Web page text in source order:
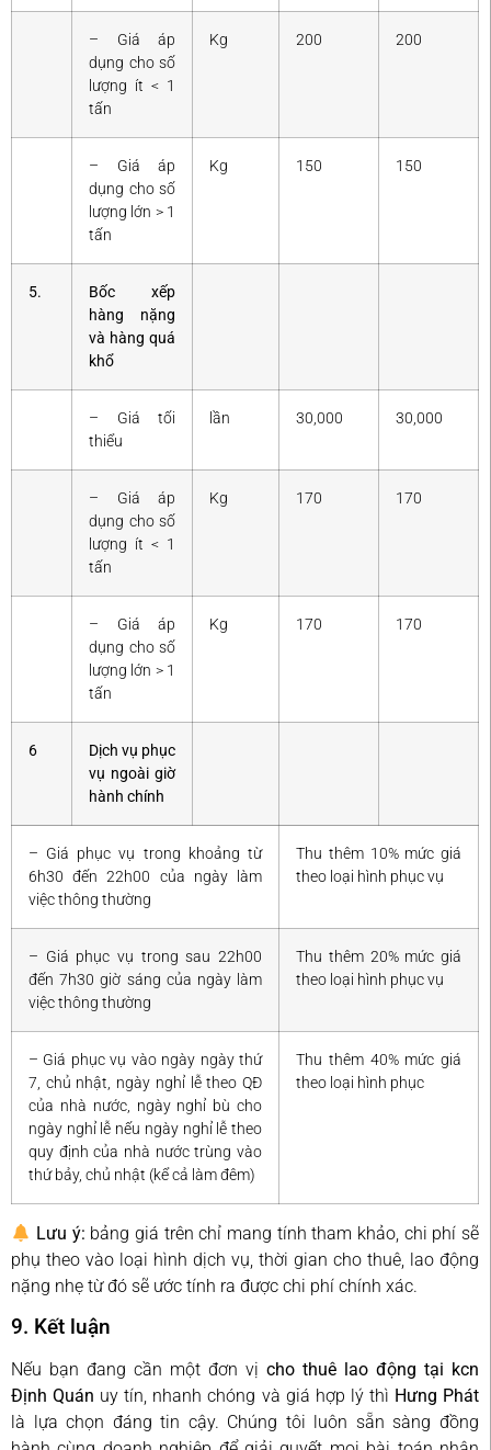
– Giá áp
dụng cho số
lượng ít < 1
tấn
Kg 200 200
– Giá áp
dụng cho số
lượng lớn > 1
tấn
Kg 150 150
5.
Bốc xếp
hàng nặng
và hàng quá
khổ
– Giá tối
thiểu
lần 30,000 30,000
– Giá áp
dụng cho số
lượng ít < 1
tấn
Kg 170 170
– Giá áp
dụng cho số
lượng lớn > 1
tấn
Kg 170 170
6
Dịch vụ phục
vụ ngoài giờ
hành chính
– Giá phục vụ trong khoảng từ
6h30 đến 22h00 của ngày làm
việc thông thường
Thu thêm 10% mức giá
theo loại hình phục vụ
– Giá phục vụ trong sau 22h00
đến 7h30 giờ sáng của ngày làm
việc thông thường
Thu thêm 20% mức giá
theo loại hình phục vụ
– Giá phục vụ vào ngày ngày thứ
7, chủ nhật, ngày nghỉ lễ theo QĐ
của nhà nước, ngày nghỉ bù cho
ngày nghỉ lễ nếu ngày nghỉ lễ theo
quy định của nhà nước trùng vào
thứ bảy, chủ nhật (kể cả làm đêm)
Thu thêm 40% mức giá
theo loại hình phục
Lưu ý: bảng giá trên chỉ mang tính tham khảo, chi phí sẽ
phụ theo vào loại hình dịch vụ, thời gian cho thuê, lao động
nặng nhẹ từ đó sẽ ước tính ra được chi phí chính xác.
9. Kết luận
Nếu bạn đang cần một đơn vị cho thuê lao động tại kcn
Định Quán uy tín, nhanh chóng và giá hợp lý thì Hưng Phát
là lựa chọn đáng tin cậy. Chúng tôi luôn sẵn sàng đồng